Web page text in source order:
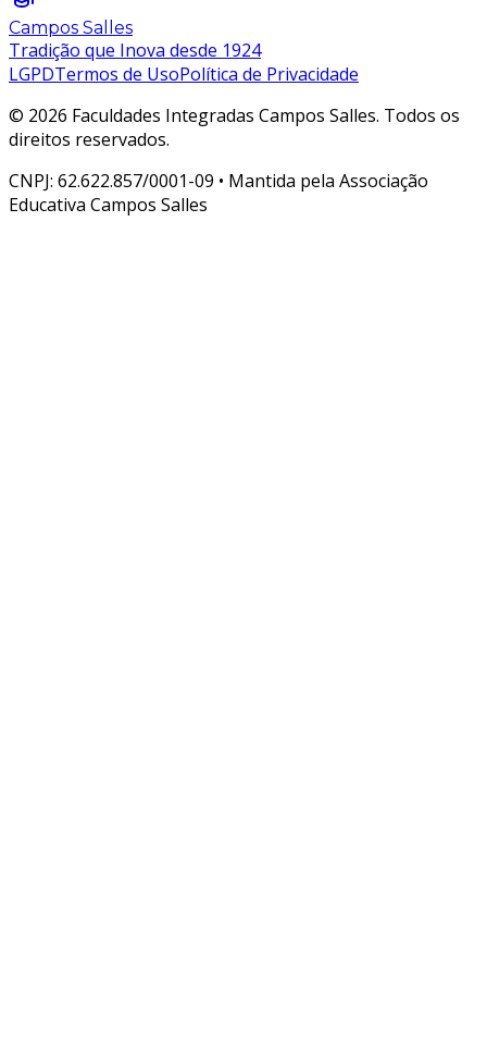
Campos Salles
Tradição que Inova desde 1924
LGPDTermos de UsoPolítica de Privacidade
© 2026 Faculdades Integradas Campos Salles. Todos os
direitos reservados.
CNPJ: 62.622.857/0001-09 • Mantida pela Associação
Educativa Campos Salles